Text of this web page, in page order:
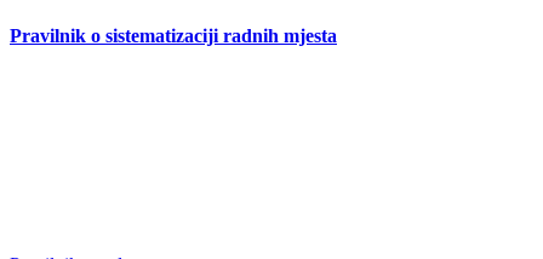
Pravilnik o sistematizaciji radnih mjesta